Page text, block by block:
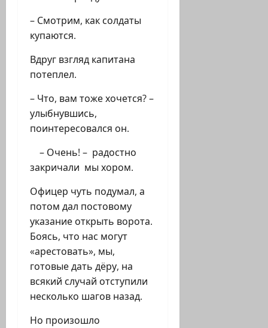
– Смотрим, как солдаты
купаются.
Вдруг взгляд капитана
потеплел.
– Что, вам тоже хочется? –
улыбнувшись,
поинтересовался он.
– Очень! – радостно
закричали мы хором.
Офицер чуть подумал, а
потом дал постовому
указание открыть ворота.
Боясь, что нас могут
«арестовать», мы,
готовые дать дёру, на
всякий случай отступили
несколько шагов назад.
Но произошло